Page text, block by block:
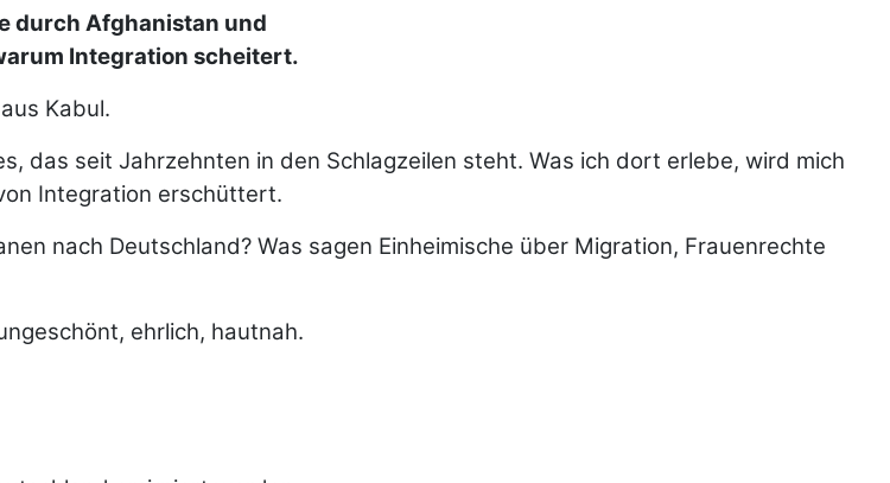
durch Afghanistan und
Integration scheitert.
Kabul.
das seit Jahrzehnten in den Schlagzeilen steht. Was ich dort erlebe, wird mich
Integration erschüttert.
nach Deutschland? Was sagen Einheimische über Migration, Frauenrechte
ehrlich, hautnah.